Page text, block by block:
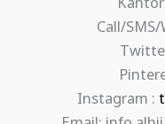
Call/SMS/
Instagram :